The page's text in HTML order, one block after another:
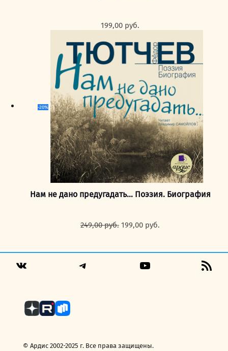
199,00 руб.
-20%
Нам не дано предугадать… Поэзия. Биография
249,00руб. Первоначальная
249,00 руб..
199,00 руб.
© Ардис 2002-2025 г. Все права защищены.